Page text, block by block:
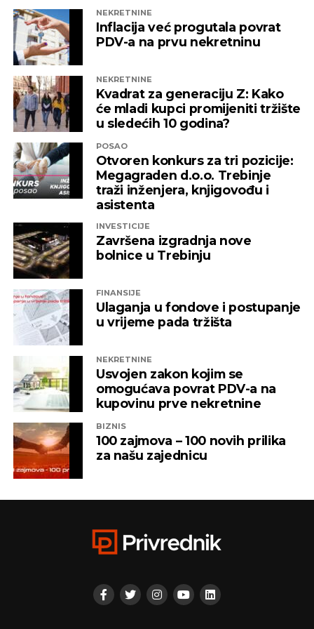
izložena nezabilježenoj diskriminaciji”
saopšteno je iz “Invictusa”.
Kažu i da su sada izloženi potezima koji nemaju bilo
kakve veze sa normalnim poslovanjem i
poštovanjem zakonskih normi, a da ih relevantne
institucije kao savjesnog poslovnog subjekta nisu u
stanju zaštiti, zbog čega moraju priznati da je teško
pronaći adekvatniji odgovor koji ne bi uključivao
ozbiljnije rezove u samoj kompaniji.
Podsjetimo, 18. juna ove godine američka
uvela je sankcije nizu kompanija koje “čine mrežu
podrške predsjedniku Republike Srpske Miloradu
Dodiku”, a “Infinity International” se našao među
njima, skupa sa firmama “Infinity Media”, “Prointer
ITSS”, “Sirius 2010”, “Kaldera”, “K-2 Audio” u čijem je
vlasništvu Alternativna televizija, “Una World” u
čijem je vlasništvu bila “Una TV”.
Iz “Infinity-ja” su tada saopštili da će bez posla ostati
oko 800 ljudi, a spas su potražili u registrovanju
novih kompanija i promjenama vlasničke strukture,
pretvarajućći dotatašnje rukovodioce u vlasnike.
„Invictus“ su prije mjesec dana osnovali menadžeri
„Prointera“ i „Siriusa”.
REKLAMA
NEKRETNINE
Inflacija već progutala povrat
PDV-a na prvu nekretninu
NEKRETNINE
Kvadrat za generaciju Z: Kako
će mladi kupci promijeniti tržište
u sledećih 10 godina?
POSAO
Otvoren konkurs za tri pozicije:
Megagraden d.o.o. Trebinje
traži inženjera, knjigovođu i
asistenta
INVESTICIJE
Završena izgradnja nove
bolnice u Trebinju
FINANSIJE
Ulaganja u fondove i postupanje
u vrijeme pada tržišta
NEKRETNINE
Usvojen zakon kojim se
omogućava povrat PDV-a na
kupovinu prve nekretnine
BIZNIS
100 zajmova – 100 novih prilika
za našu zajednicu